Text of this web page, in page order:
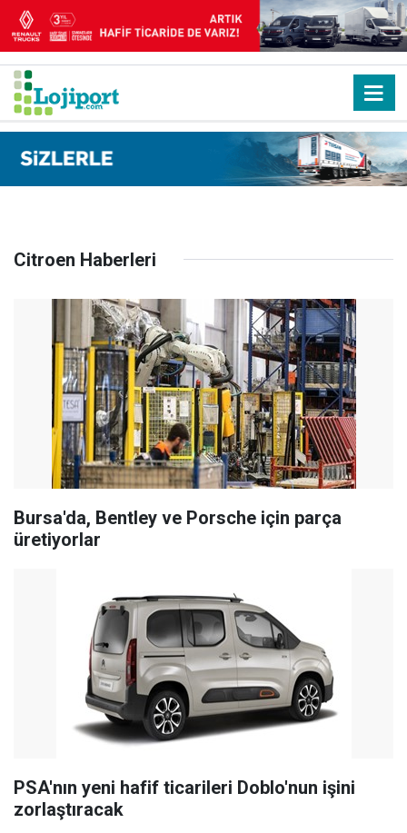
Citroen Haberleri
Bursa'da, Bentley ve Porsche için parça
üretiyorlar
PSA'nın yeni hafif ticarileri Doblo'nun işini
zorlaştıracak